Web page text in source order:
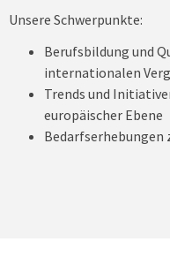
Unsere Schwerpunkte:
Berufsbildung und
internationalen
Trends und
europäischer Ebene
Bedarfserhebungen